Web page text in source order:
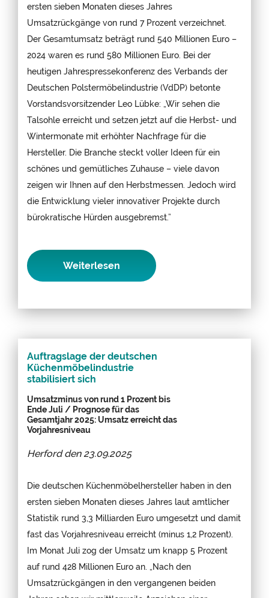
ersten sieben Monaten dieses Jahres
Umsatzrückgänge von rund 7 Prozent verzeichnet.
Der Gesamtumsatz beträgt rund 540 Millionen Euro –
2024 waren es rund 580 Millionen Euro. Bei der
heutigen Jahrespressekonferenz des Verbands der
Deutschen Polstermöbelindustrie (VdDP) betonte
Vorstandsvorsitzender Leo Lübke: „Wir sehen die
Talsohle erreicht und setzen jetzt auf die Herbst- und
Wintermonate mit erhöhter Nachfrage für die
Hersteller. Die Branche steckt voller Ideen für ein
schönes und gemütliches Zuhause – viele davon
zeigen wir Ihnen auf den Herbstmessen. Jedoch wird
die Entwicklung vieler innovativer Projekte durch
bürokratische Hürden ausgebremst.”
Weiterlesen
Auftragslage der deutschen
Küchenmöbelindustrie
stabilisiert sich
Umsatzminus von rund 1 Prozent bis
Ende Juli / Prognose für das
Gesamtjahr 2025: Umsatz erreicht das
Vorjahresniveau
Herford den 23.09.2025
Die deutschen Küchenmöbelhersteller haben in den
ersten sieben Monaten dieses Jahres laut amtlicher
Statistik rund 3,3 Milliarden Euro umgesetzt und damit
fast das Vorjahresniveau erreicht (minus 1,2 Prozent).
Im Monat Juli zog der Umsatz um knapp 5 Prozent
auf rund 428 Millionen Euro an. „Nach den
Umsatzrückgängen in den vergangenen beiden